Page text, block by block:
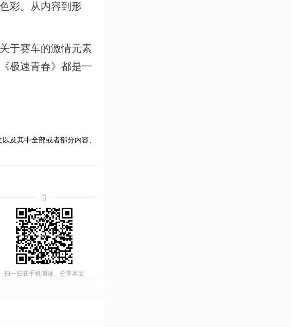
彩。从内容到形
于赛车的激情元素
极速青春》都是一
及其中全部或者部分内容、
扫一扫在手机阅读、分享本文